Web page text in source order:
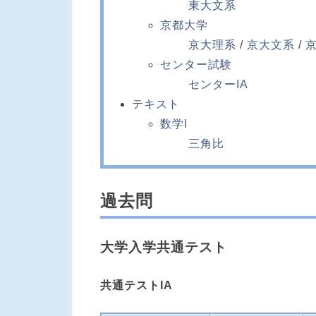
東大文系
京都大学
京大理系
京大文系
センター試験
センターIA
テキスト
数学I
三角比
過去問
大学入学共通テスト
共通テストIA